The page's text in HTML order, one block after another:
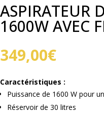
ASPIRATEUR
1600W AVEC
349,00€
Caractéristiques :
Puissance de 1600 W pour
Réservoir de 30 litres